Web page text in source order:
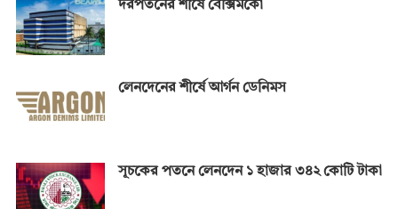
দরপতনের শীর্ষে বেক্সিমকো
লেনদেনের শীর্ষে আর্গন ডেনিমস
সূচকের পতনে লেনদেন ১ হাজার ৩৪২ কোটি টাকা